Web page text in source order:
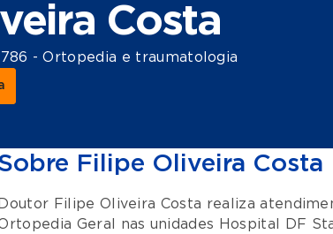
Costa
- Ortopedia e traumatologia
Filipe Oliveira Costa
Doutor Filipe Oliveira Costa realiza
Geral
nas unidades Hospital DF